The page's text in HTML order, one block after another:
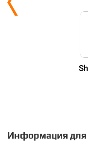
Информация для